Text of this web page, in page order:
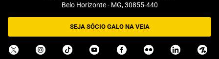
Belo Horizonte - MG, 30855-440
SEJA SÓCIO GALO NA VEIA